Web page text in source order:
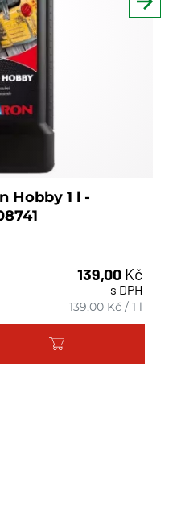
Hobby 1 l -
139,00 Kč
s DPH
139,00 Kč /1 l
Množství